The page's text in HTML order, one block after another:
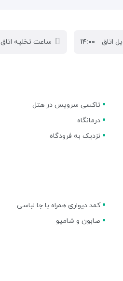
اتاق ۱۴:۰۰ ساعت تخلیه اتاق
تاکسی سرویس در هتل
درمانگاه
نزدیک به فرودگاه
کمد دیواری همراه با جا لباسی
صابون و شامپو